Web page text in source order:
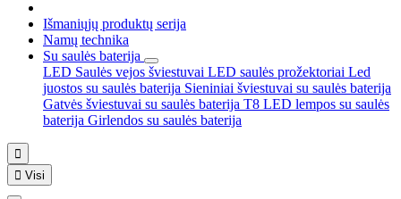
Išmaniųjų produktų serija
Namų technika
Su saulės baterija
LED Saulės vejos šviestuvai LED saulės prožektoriai Led
juostos su saulės baterija Sieniniai šviestuvai su saulės baterija
Gatvės šviestuvai su saulės baterija T8 LED lempos su saulės
baterija Girlendos su saulės baterija

 Visi